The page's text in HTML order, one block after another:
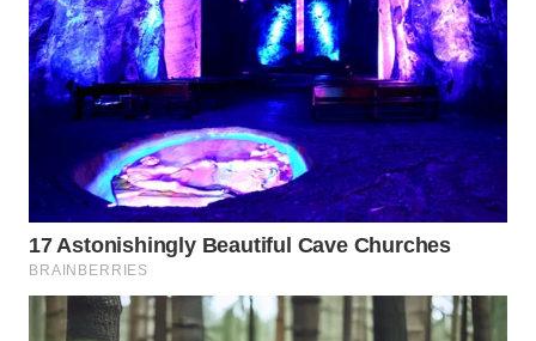
WAHANA
DESA
WISATA
LAPAK
WAHANA
Wahana
Network
KONSUMEN